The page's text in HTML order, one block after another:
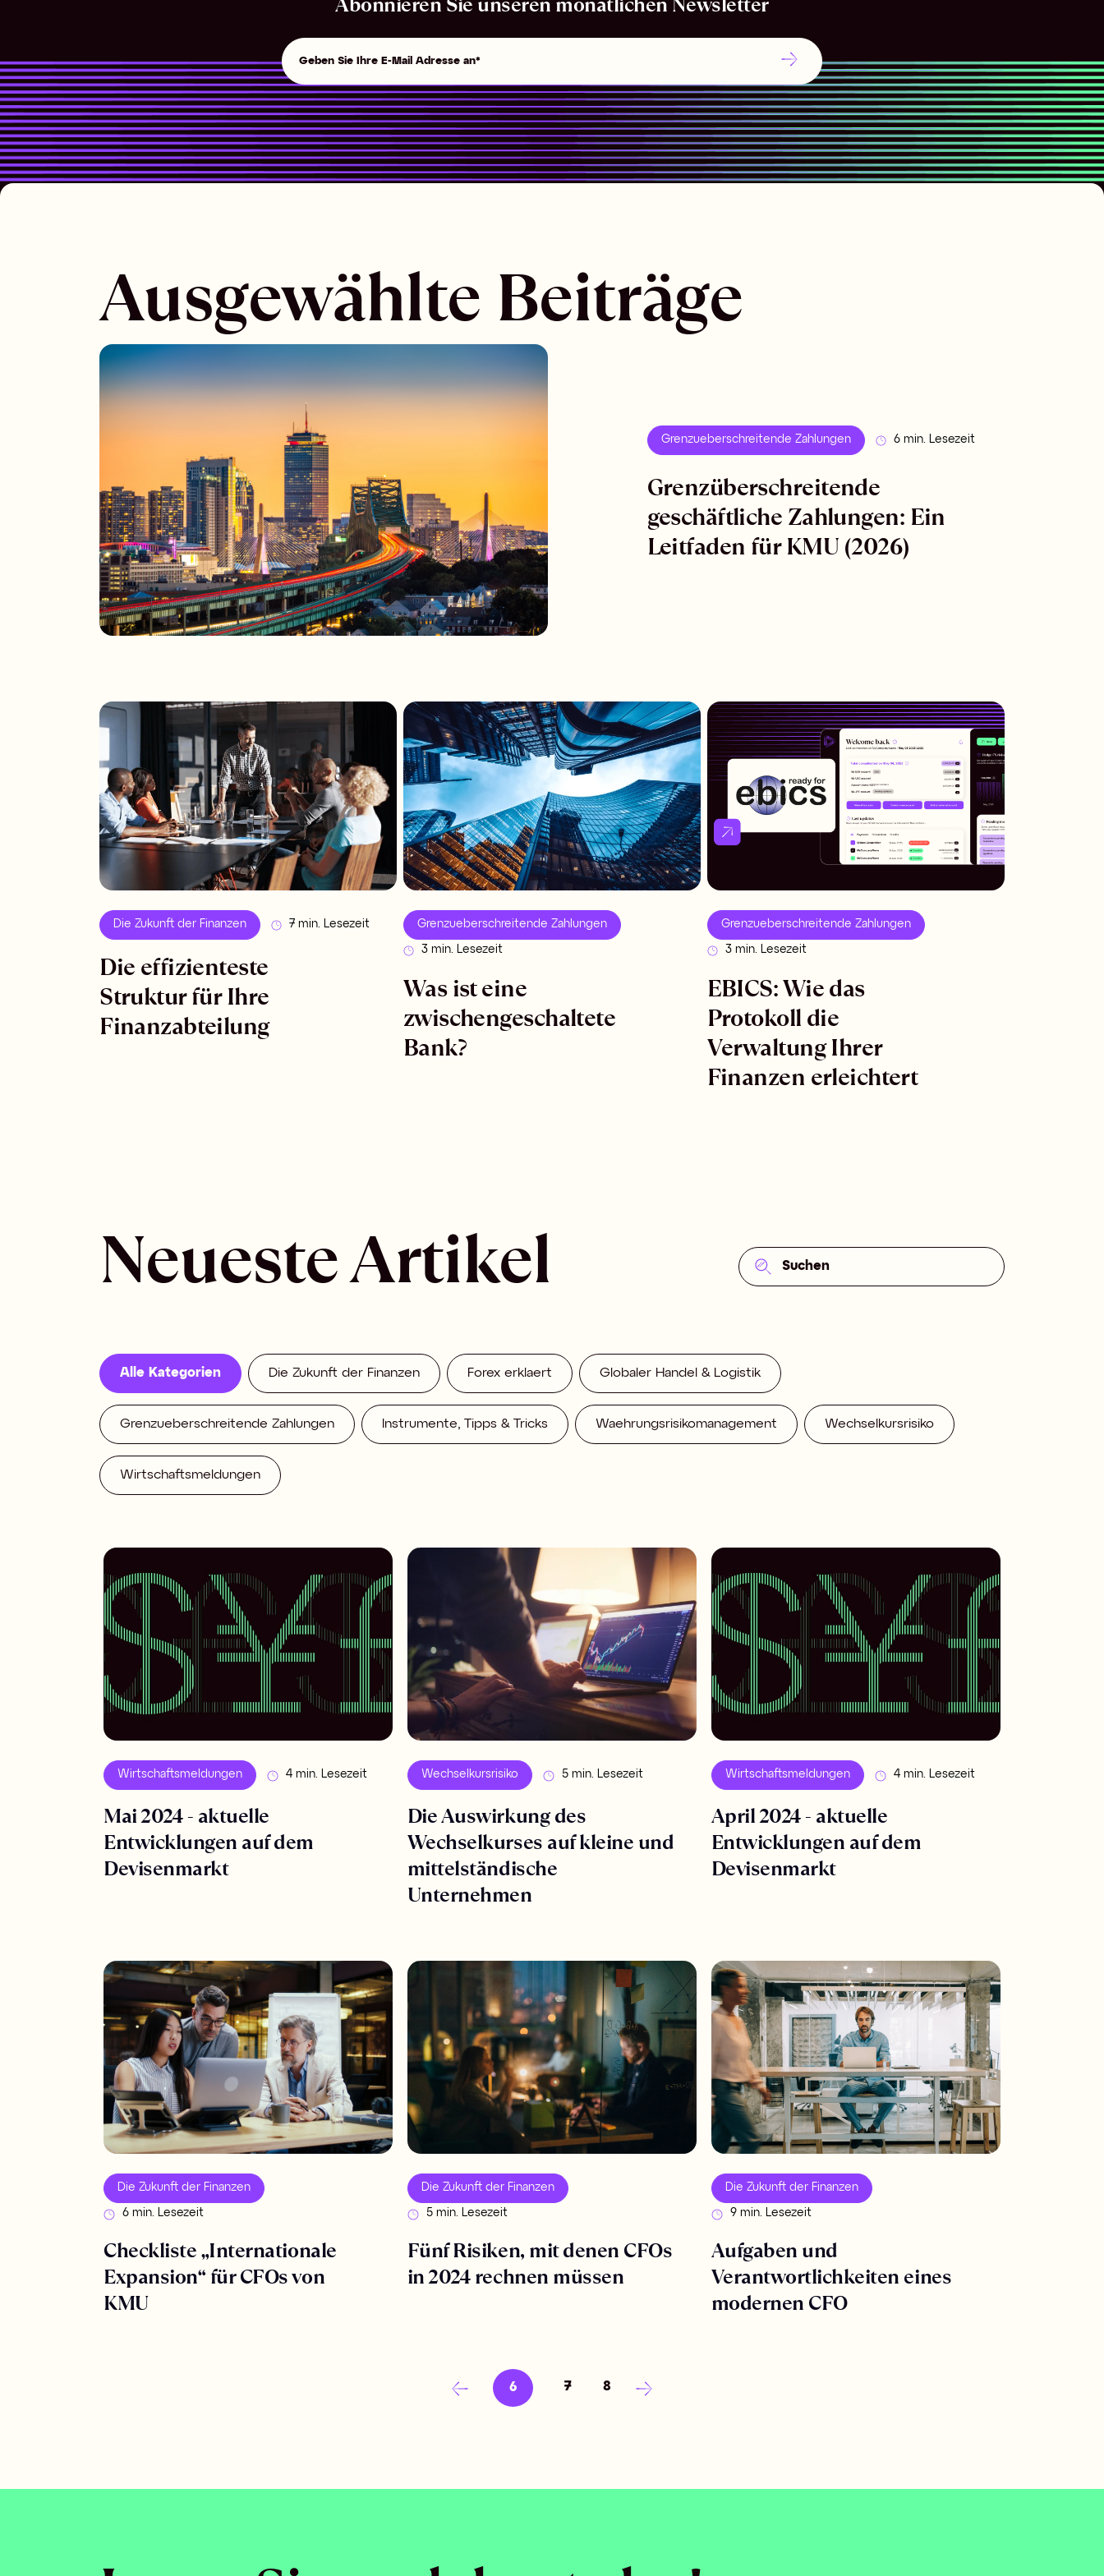
Ausgewählte Beiträge
Grenzueberschreitende Zahlungen 6 min. Lesezeit
Grenzüberschreitende
geschäftliche Zahlungen: Ein
Leitfaden für KMU (2026)
Die Zukunft der Finanzen 7 min. Lesezeit
Die effizienteste
Struktur für Ihre
Finanzabteilung
Grenzueberschreitende Zahlungen
3 min. Lesezeit
Was ist eine
zwischengeschaltete
Bank?
Grenzueberschreitende Zahlungen
3 min. Lesezeit
EBICS: Wie das
Protokoll die
Verwaltung Ihrer
Finanzen erleichtert
Neueste Artikel
Alle Kategorien Die Zukunft der Finanzen Forex erklaert Globaler Handel & Logistik
Grenzueberschreitende Zahlungen Instrumente, Tipps & Tricks Waehrungsrisikomanagement Wechselkursrisiko
Wirtschaftsmeldungen
Wirtschaftsmeldungen 4 min. Lesezeit
Mai 2024 - aktuelle
Entwicklungen auf dem
Devisenmarkt
Wechselkursrisiko 5 min. Lesezeit
Die Auswirkung des
Wechselkurses auf kleine und
mittelständische
Unternehmen
Wirtschaftsmeldungen 4 min. Lesezeit
April 2024 - aktuelle
Entwicklungen auf dem
Devisenmarkt
Die Zukunft der Finanzen
6 min. Lesezeit
Checkliste „Internationale
Expansion“ für CFOs von
KMU
Die Zukunft der Finanzen
5 min. Lesezeit
Fünf Risiken, mit denen CFOs
in 2024 rechnen müssen
Die Zukunft der Finanzen
9 min. Lesezeit
Aufgaben und
Verantwortlichkeiten eines
modernen CFO
6 7 8